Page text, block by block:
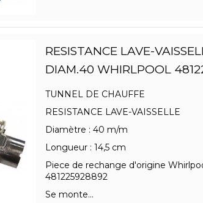
RESISTANCE LAVE-
DIAM.40 WHIRLPOOL
TUNNEL DE CHAUFFE
RESISTANCE LAVE-VAISSELLE
Diamètre : 40 m/m
Longueur : 14,5 cm
Piece de rechange d'origine
481225928892
Se monte...